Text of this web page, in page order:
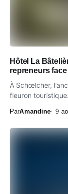
Hôtel La
repreneurs
À Schœlcher,
fleuron
ParAmandine 9